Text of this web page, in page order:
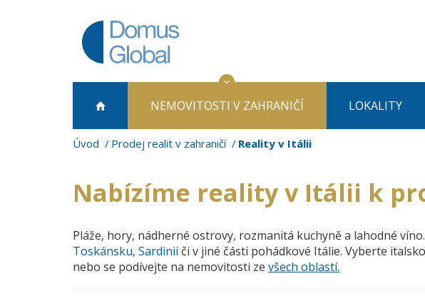
NEMOVITOSTI V ZAHRANIČÍ LOKALITY
Úvod Prodej realit v zahraničí Reality v Itálii
Nabízíme reality v Itálii k
Pláže, hory, nádherné ostrovy, rozmanitá kuchyně a lahodné
Toskánsku, Sardinii či v jiné části pohádkové Itálie. Vyberte
nebo se podívejte na nemovitosti ze všech oblastí.